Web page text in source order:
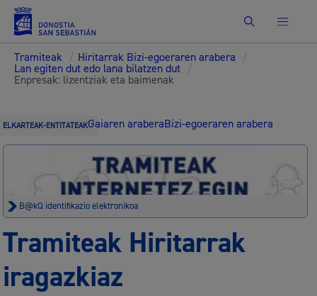
Bilatu
Tramiteak / Hiritarrak Bizi-egoeraren arabera /
Lan egiten dut edo lana bilatzen dut /
Enpresak: lizentziak eta baimenak
ELKARTEAK-ENTITATEAKGaiaren araberaBizi-egoeraren arabera
B@kQ identifikazio elektronikoa
Tramiteak Hiritarrak
iragazkiaz